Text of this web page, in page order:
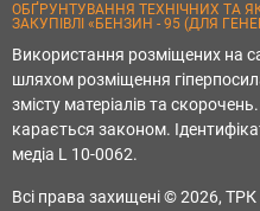
ОБҐРУНТУВАННЯ ТЕХНІЧНИХ ТА
ЗАКУПІВЛІ «БЕНЗИН - 95 (ДЛЯ
Використання розміщених на
шляхом розміщення
змісту матеріалів та
карається законом.
медіа L 10-0062.
Всі права захищені © 2026,